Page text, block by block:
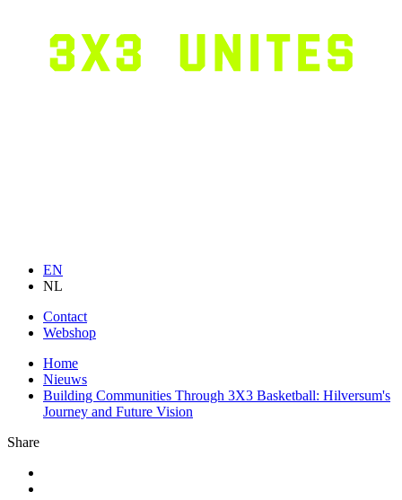
EN
NL
Contact
Webshop
Home
Nieuws
Building Communities Through 3X3 Basketball: Hilversum's
Journey and Future Vision
Share